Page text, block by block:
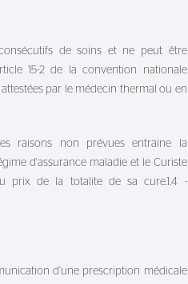
de soins et ne peut être
15-2 de la convention nationale
par le médecin thermal ou en
raisons non prévues entraine la
d'assurance maladie et le Curiste
prix de la totalite de sa cure.1.4 -
d’une prescription médicale